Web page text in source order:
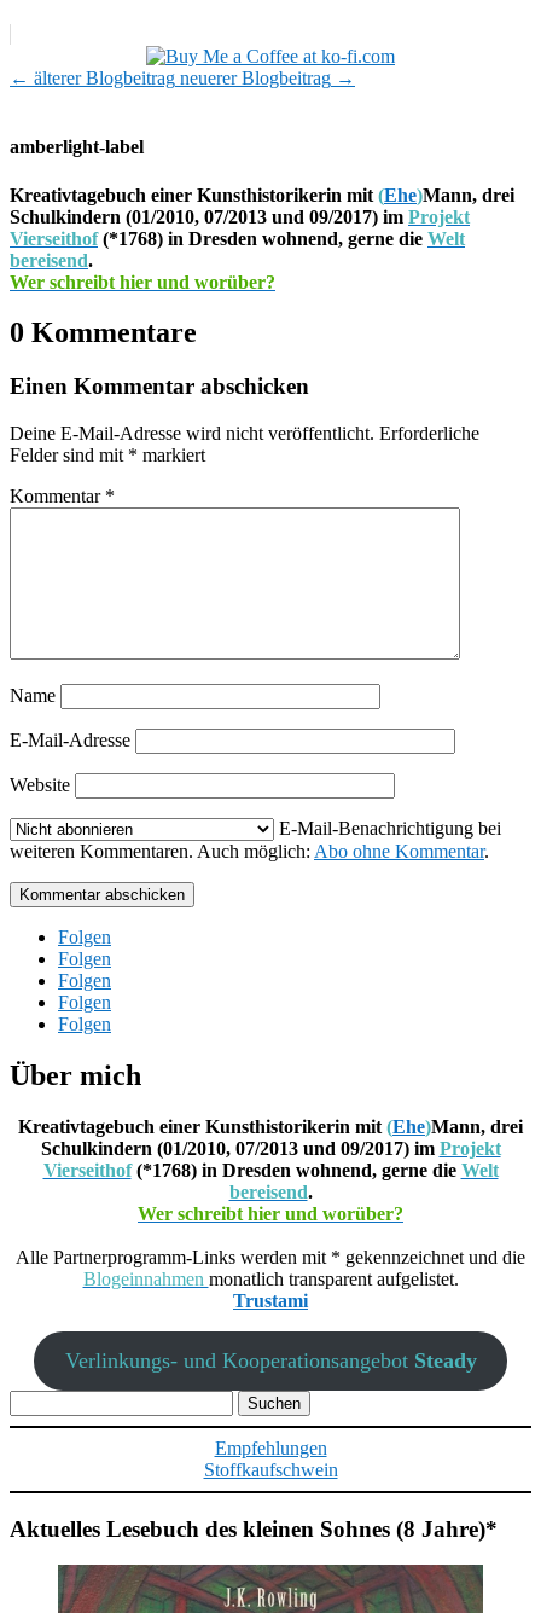
← älterer Blogbeitrag neuerer Blogbeitrag →
amberlight-label
Kreativtagebuch einer Kunsthistorikerin mit (Ehe)Mann, drei
Schulkindern (01/2010, 07/2013 und 09/2017) im Projekt
Vierseithof(*1768) in Dresden wohnend, gerne die Welt
bereisend.
Wer schreibt hier und worüber?
0 Kommentare
Einen Kommentar abschicken
Deine E-Mail-Adresse wird nicht veröffentlicht. Erforderliche
Felder sind mit * markiert
Kommentar *
Name
E-Mail-Adresse
Website
E-Mail-Benachrichtigung bei
weiteren Kommentaren. Auch möglich: Abo ohne Kommentar.
Kommentar abschicken
Folgen
Folgen
Folgen
Folgen
Folgen
Über mich
Kreativtagebuch einer Kunsthistorikerin mit (Ehe)Mann, drei
Schulkindern (01/2010, 07/2013 und 09/2017) im Projekt
Vierseithof(*1768) in Dresden wohnend, gerne die Welt
bereisend.
Wer schreibt hier und worüber?
Alle Partnerprogramm-Links werden mit * gekennzeichnet und die
Blogeinnahmen monatlich transparent aufgelistet.
Trustami
Verlinkungs- und Kooperationsangebot Steady
nach:
Empfehlungen
Stoffkaufschwein
Aktuelles Lesebuch des kleinen Sohnes (8 Jahre)*